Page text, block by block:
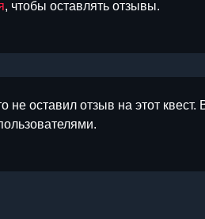
, чтобы оставлять отзывы.
не оставил отзыв на этот